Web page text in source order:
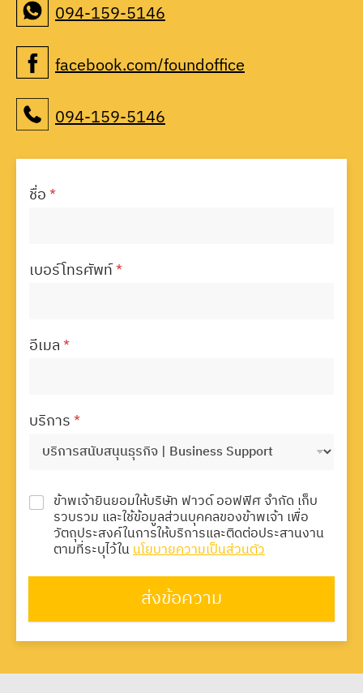
094-159-5146
facebook.com/foundoffice
094-159-5146
ชื่อ*
เบอร์โทรศัพท์*
อีเมล*
บริการ*
ข้าพเจ้ายินยอมให้บริษัท ฟาวด์ ออฟฟิศ จำกัด เก็บ
รวบรวม และใช้ข้อมูลส่วนบุคคลของข้าพเจ้า เพื่อ
วัตถุประสงค์ในการให้บริการและติดต่อประสานงาน
ตามที่ระบุไว้ในนโยบายความเป็นส่วนตัว
ส่งข้อความ